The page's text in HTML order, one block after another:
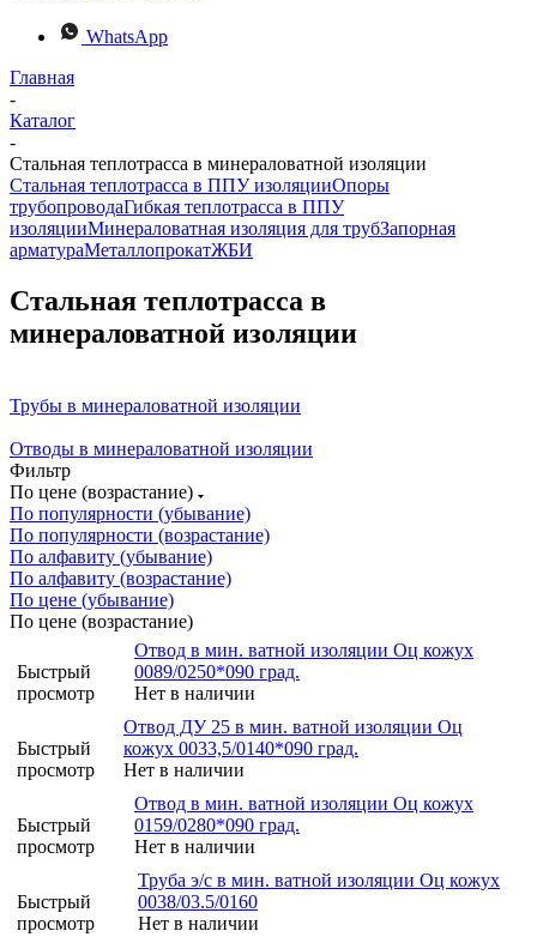
WhatsApp
Главная
-
Каталог
-
Стальная теплотрасса в минераловатной изоляции
Стальная теплотрасса в ППУ изоляцииОпоры
трубопроводаГибкая теплотрасса в ППУ
изоляцииМинераловатная изоляция для трубЗапорная
арматураМеталлопрокатЖБИ
Стальная теплотрасса в
минераловатной изоляции
Трубы в минераловатной изоляции
Отводы в минераловатной изоляции
Фильтр
По цене (возрастание)
По популярности (убывание)
По популярности (возрастание)
По алфавиту (убывание)
По алфавиту (возрастание)
По цене (убывание)
По цене (возрастание)
Быстрый
просмотр
Отвод в мин. ватной изоляции Оц кожух
0089/0250*090 град.
Нет в наличии
Быстрый
просмотр
Отвод ДУ 25 в мин. ватной изоляции Оц
кожух 0033,5/0140*090 град.
Нет в наличии
Быстрый
просмотр
Отвод в мин. ватной изоляции Оц кожух
0159/0280*090 град.
Нет в наличии
Быстрый
просмотр
Труба э/с в мин. ватной изоляции Оц кожух
0038/03.5/0160
Нет в наличии